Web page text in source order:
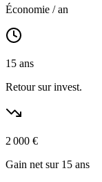
Économie / an
15 ans
Retour sur invest.
2 000 €
Gain net sur 15 ans